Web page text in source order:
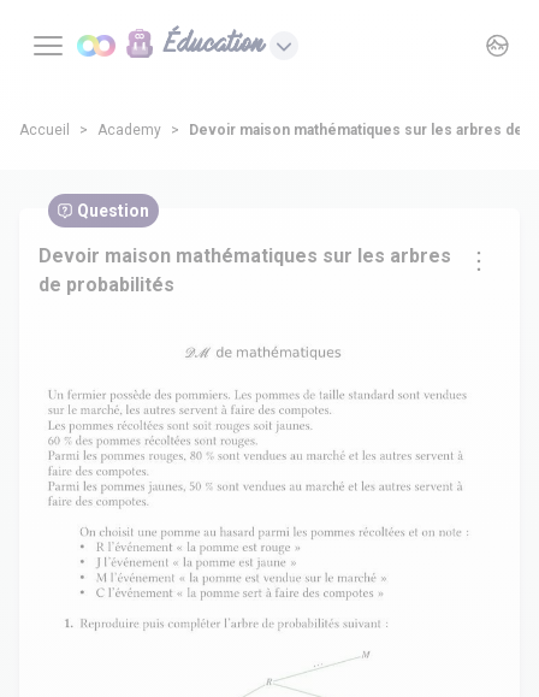
Éducation
Accueil Academy Devoir maison mathématiques sur les arbres de
Question
Devoir maison mathématiques sur les arbres
de probabilités